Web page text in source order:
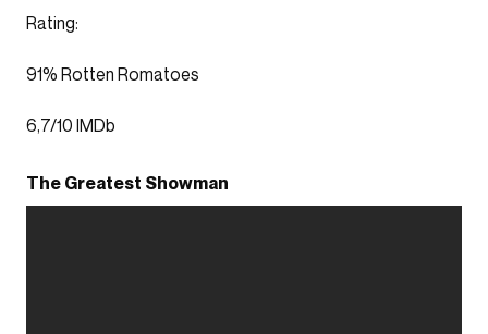
Rating:
91% Rotten Romatoes
6,7/10 IMDb
The Greatest Showman